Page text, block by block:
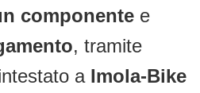
componente e
, tramite
a Imola-Bike